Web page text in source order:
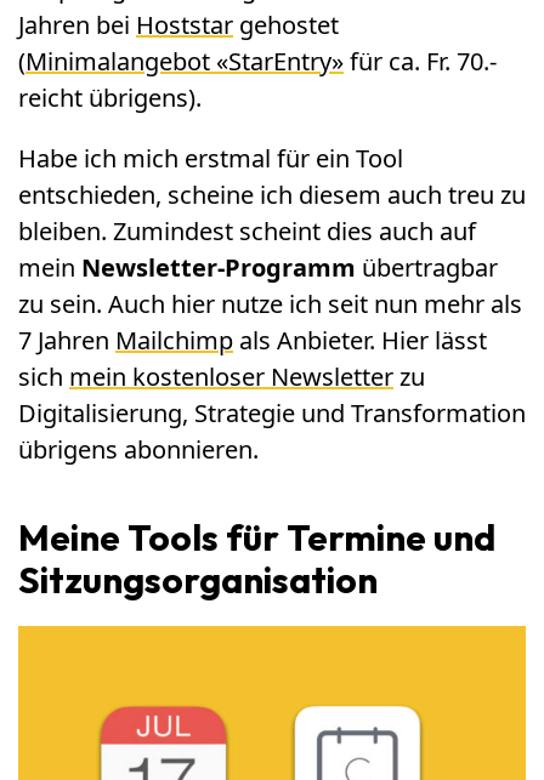
Jahren bei Hoststar gehostet
(Minimalangebot «StarEntry»für ca. Fr. 70.-
reicht übrigens).
Habe ich mich erstmal für ein Tool
entschieden, scheine ich diesem auch treu zu
bleiben. Zumindest scheint dies auch auf
mein Newsletter-Programm übertragbar
zu sein. Auch hier nutze ich seit nun mehr als
7 Jahren Mailchimp als Anbieter. Hier lässt
sich mein kostenloser Newsletterzu
Digitalisierung, Strategie und Transformation
übrigens abonnieren.
Meine Tools für Termine und
Sitzungsorganisation